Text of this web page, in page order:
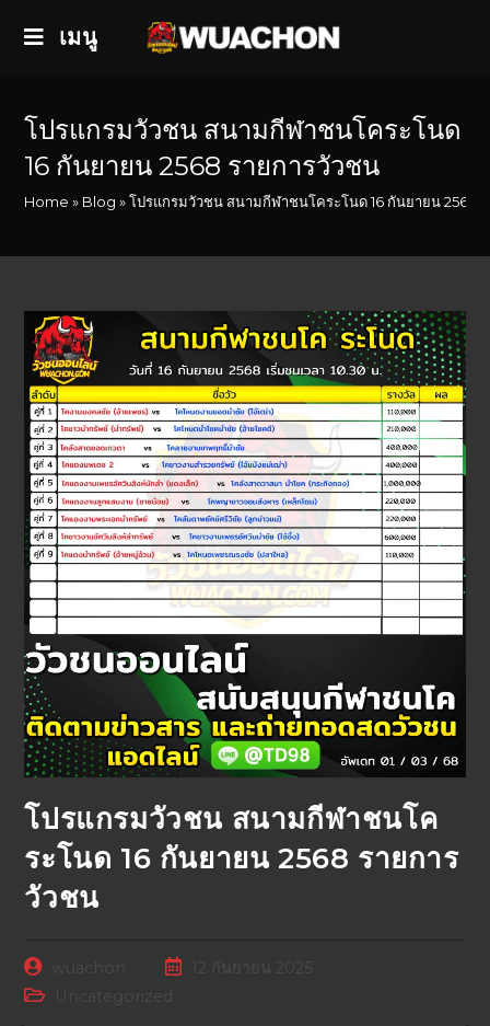
เมนู
โปรแกรมวัวชน สนามกีฬาชนโคระโนด
16 กันยายน 2568 รายการวัวชน
Home » Blog »โปรแกรมวัวชน สนามกีฬาชนโคระโนด 16 กันยายน 2568
โปรแกรมวัวชน สนามกีฬาชนโค
ระโนด 16 กันยายน 2568 รายการ
วัวชน
12 กันยายน 2025
Uncategorized